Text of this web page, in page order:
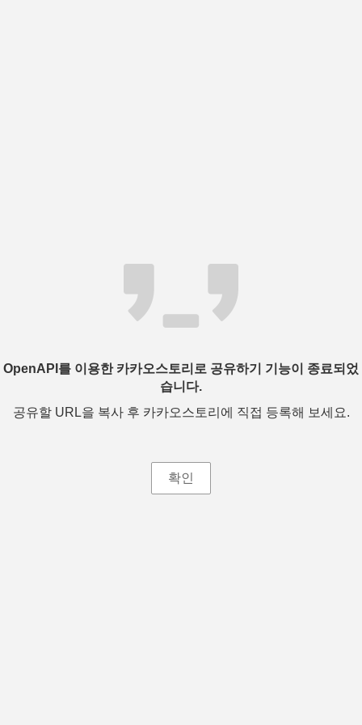
OpenAPI를 이용한 카카오스토리로 공유하기 기능이 종료되었
습니다.
공유할 URL을 복사 후 카카오스토리에 직접 등록해 보세요.
확인